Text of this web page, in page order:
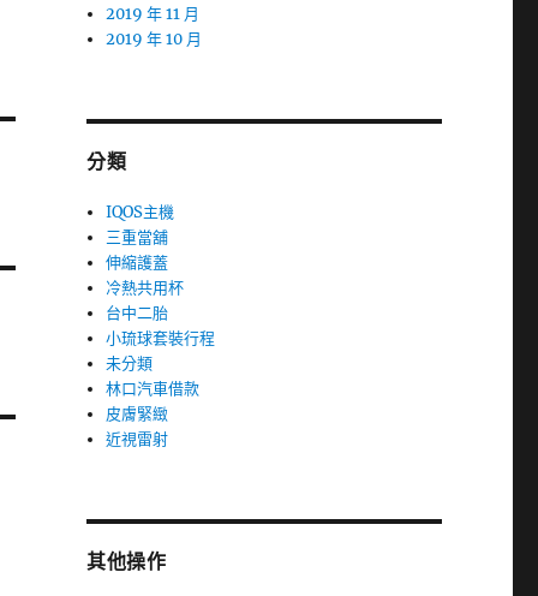
2019 年 11 月
2019 年 10 月
分類
IQOS主機
三重當舖
伸縮護蓋
冷熱共用杯
台中二胎
小琉球套裝行程
未分類
林口汽車借款
皮膚緊緻
近視雷射
其他操作